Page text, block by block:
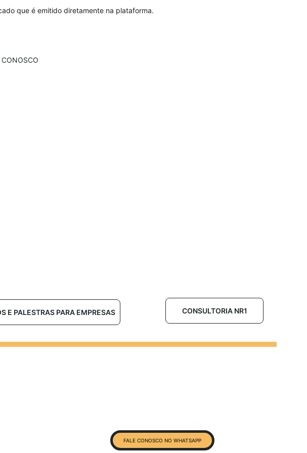
que é emitido diretamente na plataforma.
CONOSCO
E PALESTRAS PARA EMPRESAS CONSULTORIA NR1
FALE CONOSCO NO WHATSAPP